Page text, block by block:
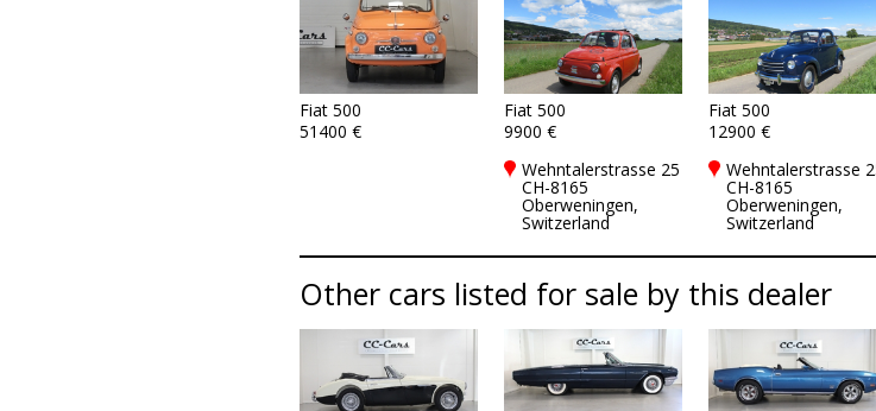
Fiat 500
51400 €
Fiat 500
9900 €
Wehntalerstrasse 25
CH-8165
Oberweningen,
Switzerland
Fiat 500
12900 €
Wehntalerstrasse
CH-8165
Oberweningen,
Switzerland
Other cars listed for sale by this dealer